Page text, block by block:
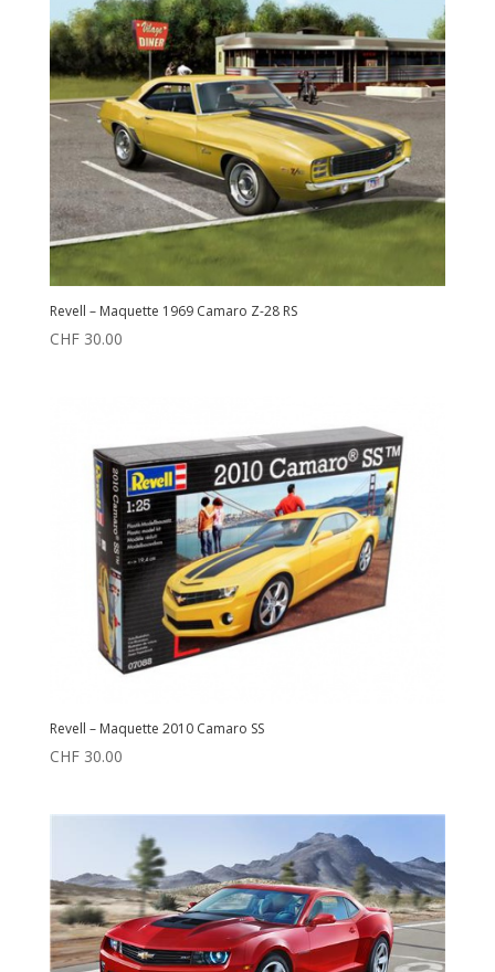
Revell – Maquette 1969 Camaro Z-28 RS
CHF30.00
Revell – Maquette 2010 Camaro SS
CHF30.00